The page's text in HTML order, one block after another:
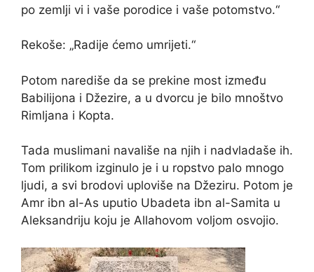
po zemlji vi i vaše porodice i vaše potomstvo.“
Rekoše: „Radije ćemo umrijeti.“
Potom narediše da se prekine most između
Babilijona i Džezire, a u dvorcu je bilo mnoštvo
Rimljana i Kopta.
Tada muslimani navališe na njih i nadvladaše ih.
Tom prilikom izginulo je i u ropstvo palo mnogo
ljudi, a svi brodovi uploviše na Džeziru. Potom je
Amr ibn al-As uputio Ubadeta ibn al-Samita u
Aleksandriju koju je Allahovom voljom osvojio.